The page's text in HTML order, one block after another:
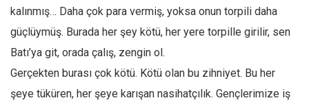
kalınmış… Daha çok para vermiş, yoksa onun torpili daha
güçlüymüş. Burada her şey kötü, her yere torpille girilir, sen
Batı’ya git, orada çalış, zengin ol.
Gerçekten burası çok kötü. Kötü olan bu zihniyet. Bu her
şeye tüküren, her şeye karışan nasihatçılık. Gençlerimize iş